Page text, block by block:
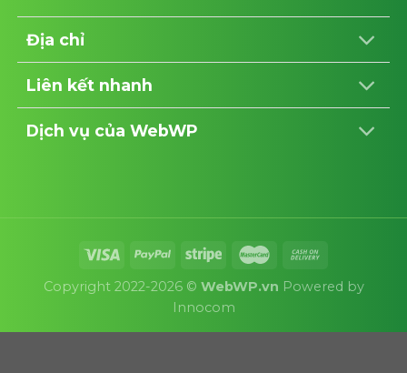
Địa chỉ
Liên kết nhanh
Dịch vụ của WebWP
Copyright 2022-2026 © WebWP.vn Powered by
Innocom